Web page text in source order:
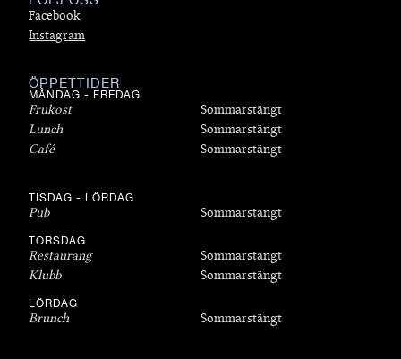
Facebook
Instagram
ÖPPETTIDER
MÅNDAG - FREDAG
Frukost
Lunch
Café
Sommarstängt
Sommarstängt
Sommarstängt
TISDAG - LÖRDAG
Pub Sommarstängt
TORSDAG
Restaurang
Klubb
Sommarstängt
Sommarstängt
LÖRDAG
Brunch Sommarstängt